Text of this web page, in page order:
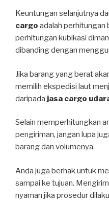
Keuntungan selanjutnya
cargo adalah perhitungan
perhitungan kubikasi
dibanding dengan
Jika barang yang berat
memilih ekspedisi laut
daripada jasa cargo
Selain memperhitungkan
pengiriman, jangan lupa
barang dan volumenya.
Anda juga berhak untuk
sampai ke tujuan.
nyaman jika prosedur